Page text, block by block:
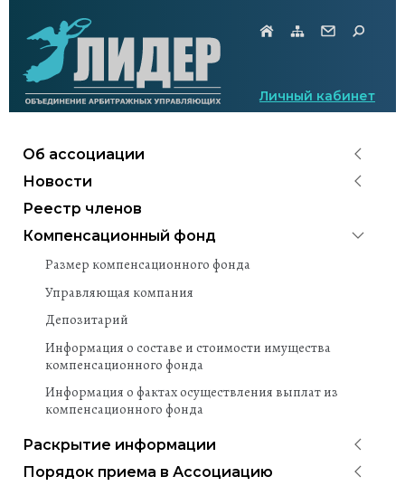
Личный кабинет
Об ассоциации
Новости
Реестр членов
Компенсационный фонд
Размер компенсационного фонда
Управляющая компания
Депозитарий
Информация о составе и стоимости имущества
компенсационного фонда
Информация о фактах осуществления выплат из
компенсационного фонда
Раскрытие информации
Порядок приема в Ассоциацию